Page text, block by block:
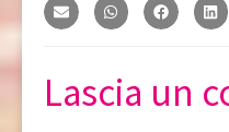
Lascia un